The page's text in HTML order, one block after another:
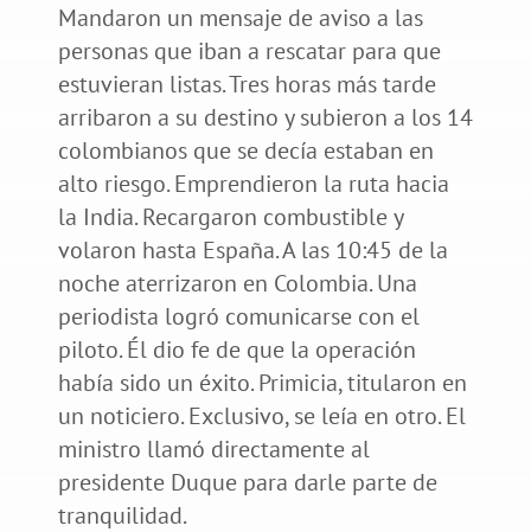
Mandaron un mensaje de aviso a las
personas que iban a rescatar para que
estuvieran listas. Tres horas más tarde
arribaron a su destino y subieron a los 14
colombianos que se decía estaban en
alto riesgo. Emprendieron la ruta hacia
la India. Recargaron combustible y
volaron hasta España. A las 10:45 de la
noche aterrizaron en Colombia. Una
periodista logró comunicarse con el
piloto. Él dio fe de que la operación
había sido un éxito. Primicia, titularon en
un noticiero. Exclusivo, se leía en otro. El
ministro llamó directamente al
presidente Duque para darle parte de
tranquilidad.